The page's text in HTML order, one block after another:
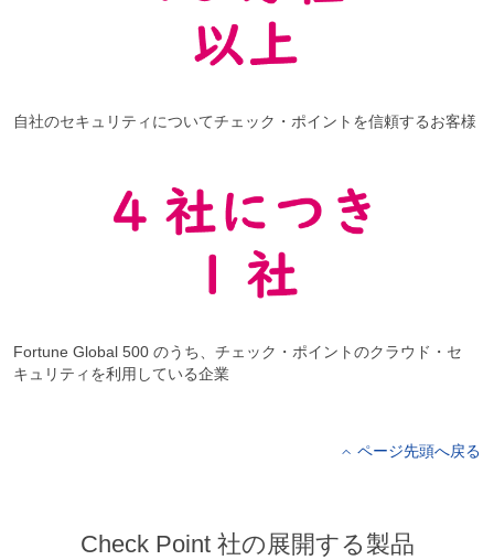
自社のセキュリティについてチェック・ポイントを信頼するお客様
Fortune Global 500 のうち、チェック・ポイントのクラウド・セ
キュリティを利用している企業
ページ先頭へ戻る
Check Point 社の展開する製品